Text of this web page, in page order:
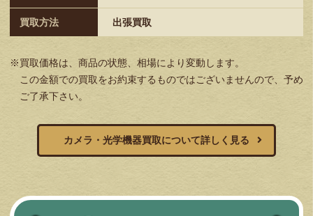
買取方法 出張買取
※買取価格は、商品の状態、相場により変動します。
この金額での買取をお約束するものではございませんので、予め
ご了承下さい。
カメラ・光学機器買取について詳しく見る